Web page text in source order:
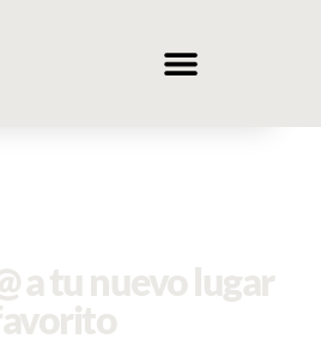
a tu nuevo lugar